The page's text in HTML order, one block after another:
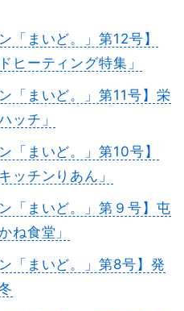
「まいど。」第12号】
ヒーティング特集」
「まいど。」第11号】栄
ッチ」
「まいど。」第10号】
ッチンりあん」
「まいど。」第９号】屯
ね食堂」
「まいど。」第8号】発